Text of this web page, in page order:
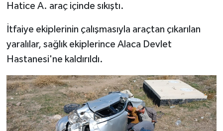
Hatice A. araç içinde sıkıştı.
İtfaiye ekiplerinin çalışmasıyla araçtan çıkarılan
yaralılar, sağlık ekiplerince Alaca Devlet
Hastanesi'ne kaldırıldı.